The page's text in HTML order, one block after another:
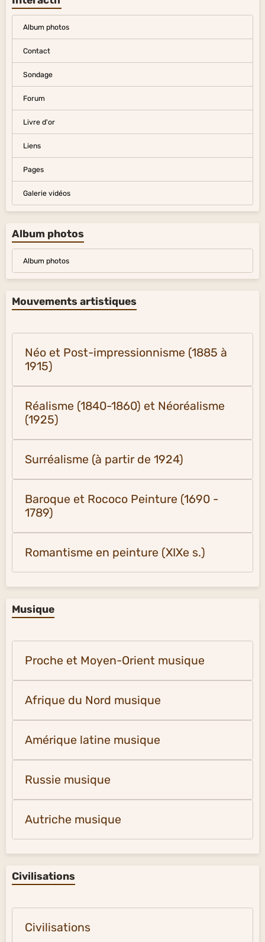
Album photos
Contact
Sondage
Forum
Livre d'or
Liens
Pages
Galerie vidéos
Album photos
Album photos
Mouvements artistiques
Néo et Post-impressionnisme (1885 à
1915)
Réalisme (1840-1860) et Néoréalisme
(1925)
Surréalisme (à partir de 1924)
Baroque et Rococo Peinture (1690 -
1789)
Romantisme en peinture (XIXe s.)
Musique
Proche et Moyen-Orient musique
Afrique du Nord musique
Amérique latine musique
Russie musique
Autriche musique
Civilisations
Civilisations